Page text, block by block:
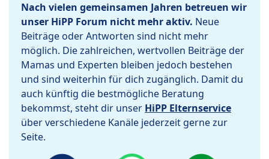
Nach vielen gemeinsamen Jahren betreuen wir
unser HiPP Forum nicht mehr aktiv. Neue
Beiträge oder Antworten sind nicht mehr
möglich. Die zahlreichen, wertvollen Beiträge der
Mamas und Experten bleiben jedoch bestehen
und sind weiterhin für dich zugänglich. Damit du
auch künftig die bestmögliche Beratung
bekommst, steht dir unser HiPP Elternservice
über verschiedene Kanäle jederzeit gerne zur
Seite.